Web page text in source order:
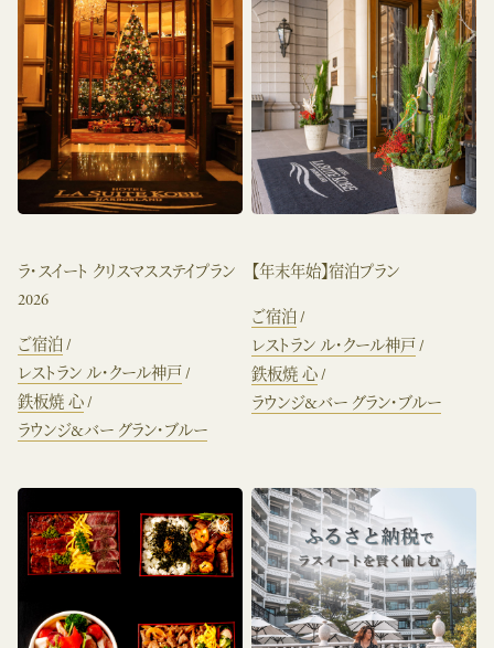
ラ・スイート クリスマスステイプラン
2026
ご宿泊
レストラン ル・クール神戸
鉄板焼 心
ラウンジ&バー グラン・ブルー
【年末年始】宿泊プラン
ご宿泊
レストラン ル・クール神戸
鉄板焼 心
ラウンジ&バー グラン・ブルー